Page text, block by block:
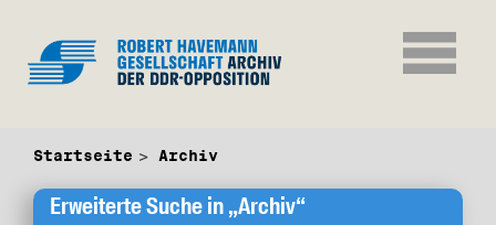
Startseite Archiv
Erweiterte Suche in „Archiv“